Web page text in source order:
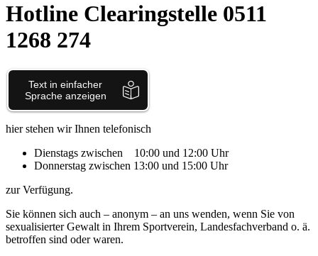
Hotline Clearingstelle 0511
1268 274
hier stehen wir Ihnen telefonisch
Dienstags zwischen 10:00 und 12:00 Uhr
Donnerstag zwischen 13:00 und 15:00 Uhr
zur Verfügung.
Sie können sich auch – anonym – an uns wenden, wenn Sie von
sexualisierter Gewalt in Ihrem Sportverein, Landesfachverband o. ä.
betroffen sind oder waren.